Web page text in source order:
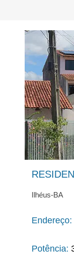
Ilhéus-BA
Endereço:
Potência: